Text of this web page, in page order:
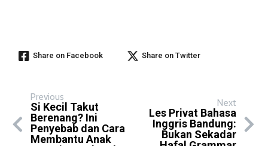
Share on Facebook Share on Twitter
Previous
Si Kecil Takut
Berenang? Ini
Penyebab dan Cara
Membantu Anak
Next
Les Privat Bahasa
Inggris Bandung:
Bukan Sekadar